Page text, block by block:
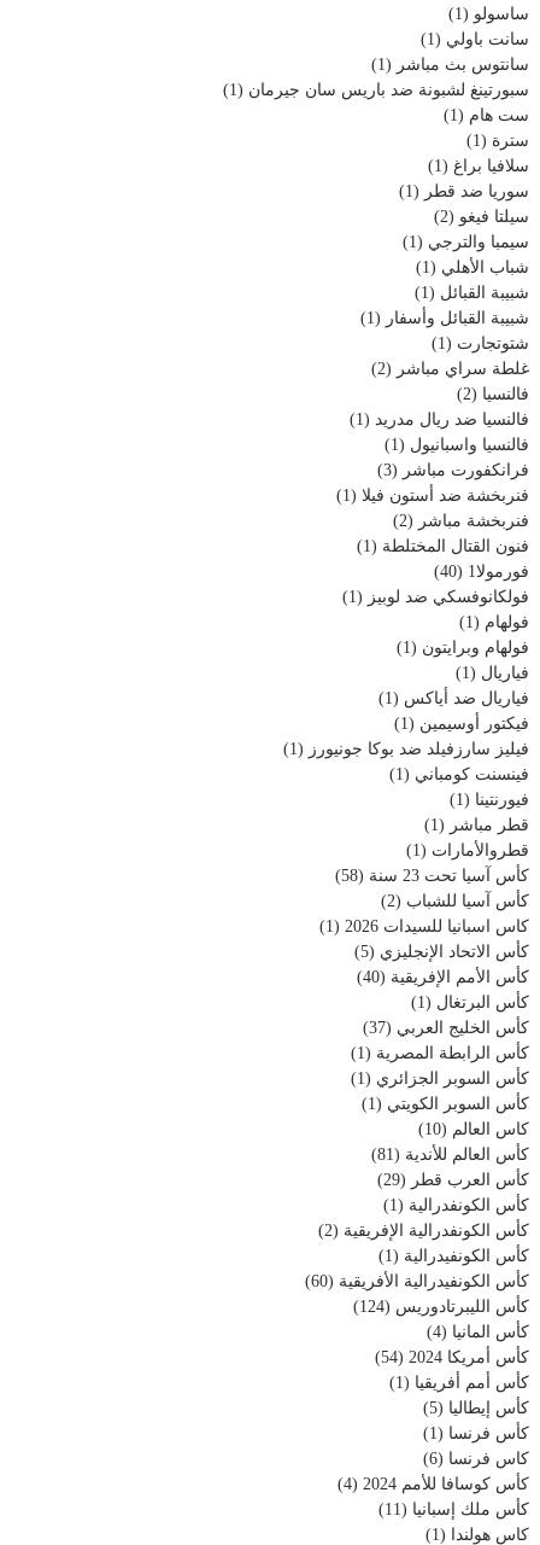
ساسولو (1)
سانت باولي (1)
سانتوس بث مباشر (1)
سبورتينغ لشبونة ضد باريس سان جيرمان (1)
ست هام (1)
سترة (1)
سلافيا براغ (1)
سوريا ضد قطر (1)
سيلتا فيغو (2)
سيمبا والترجي (1)
شباب الأهلي (1)
شبيبة القبائل (1)
شبيبة القبائل وأسفار (1)
شتوتجارت (1)
غلطة سراي مباشر (2)
فالنسيا (2)
فالنسيا ضد ريال مدريد (1)
فالنسيا واسبانيول (1)
فرانكفورت مباشر (3)
فنربخشة ضد أستون فيلا (1)
فنربخشة مباشر (2)
فنون القتال المختلطة (1)
فورمولا1
(40)
فولكانوفسكي ضد لوبيز (1)
فولهام (1)
فولهام وبرايتون (1)
فياريال (1)
فياريال ضد أياكس (1)
فيكتور أوسيمين (1)
فيليز سارزفيلد ضد بوكا جونيورز (1)
فينسنت كومباني (1)
فيورنتينا (1)
قطر مباشر (1)
قطروالأمارات (1)
كأس آسيا تحت 23 سنة
(58)
كأس آسيا للشباب (2)
كاس اسبانيا للسيدات 2026
(1)
كأس الاتحاد الإنجليزي (5)
كأس الأمم الإفريقية (40)
كأس البرتغال (1)
كأس الخليج العربي (37)
كأس الرابطة المصرية (1)
كأس السوبر الجزائري (1)
كأس السوبر الكويتي (1)
كاس العالم (10)
كأس العالم للأندية (81)
كأس العرب قطر (29)
كأس الكونفدرالية (1)
كأس الكونفدرالية الإفريقية (2)
كأس الكونفيدرالية (1)
كأس الكونفيدرالية الأفريقية (60)
كأس الليبرتادوريس (124)
كأس المانيا (4)
كأس أمريكا 2024
(54)
كأس أمم أفريقيا (1)
كأس إيطاليا (5)
كأس فرنسا (1)
كاس فرنسا (6)
كأس كوسافا للأمم 2024
(4)
كأس ملك إسبانيا (11)
كاس هولندا (1)